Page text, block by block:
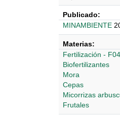
Publicado:
MINAMBIENTE
Materias:
Fertilización - F04
Biofertilizantes
Mora
Cepas
Micorrizas
Frutales